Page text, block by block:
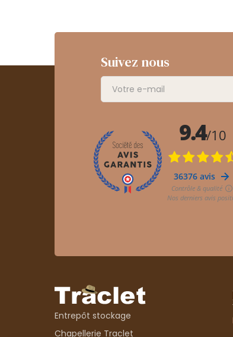
Suivez nous
Entrepôt stockage
Chapellerie Traclet